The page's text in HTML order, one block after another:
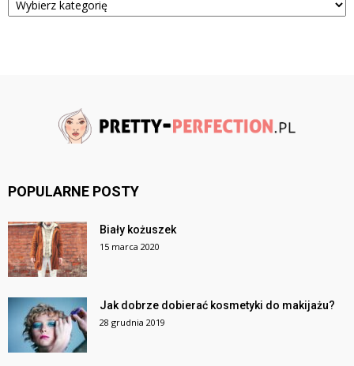
POPULARNE POSTY
Biały kożuszek
15 marca 2020
Jak dobrze dobierać kosmetyki do makijażu?
28 grudnia 2019